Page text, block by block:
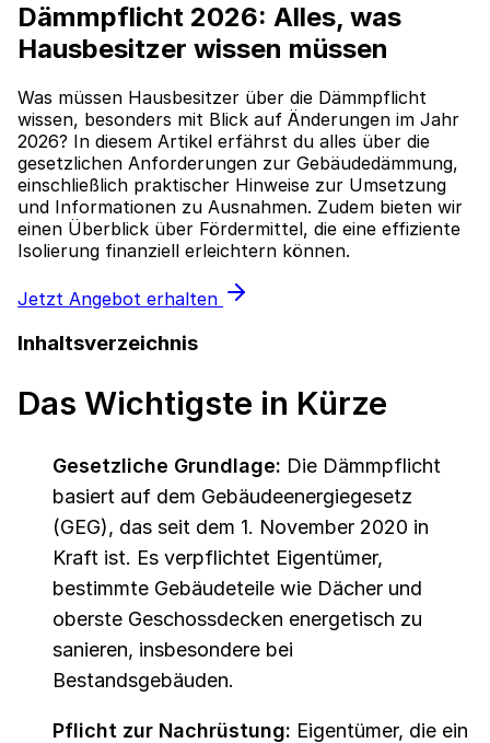
Dämmpflicht 2026: Alles, was
Hausbesitzer wissen müssen
Was müssen Hausbesitzer über die Dämmpflicht
wissen, besonders mit Blick auf Änderungen im Jahr
2026? In diesem Artikel erfährst du alles über die
gesetzlichen Anforderungen zur Gebäudedämmung,
einschließlich praktischer Hinweise zur Umsetzung
und Informationen zu Ausnahmen. Zudem bieten wir
einen Überblick über Fördermittel, die eine effiziente
Isolierung finanziell erleichtern können.
Jetzt Angebot erhalten
Inhaltsverzeichnis
Das Wichtigste in Kürze
Gesetzliche Grundlage: Die Dämmpflicht
basiert auf dem Gebäudeenergiegesetz
(GEG), das seit dem 1. November 2020 in
Kraft ist. Es verpflichtet Eigentümer,
bestimmte Gebäudeteile wie Dächer und
oberste Geschossdecken energetisch zu
sanieren, insbesondere bei
Bestandsgebäuden.
Pflicht zur Nachrüstung: Eigentümer, die ein